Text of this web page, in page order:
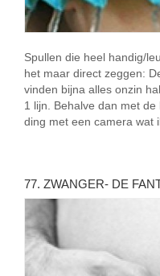
Spullen die heel handig/
het maar direct zeggen:
vinden bijna alles onzin
1 lijn. Behalve dan met de
ding met een camera wat
77. ZWANGER- DE